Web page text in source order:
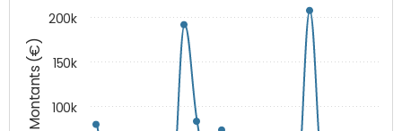
Montants (€) 100k
150k
200k